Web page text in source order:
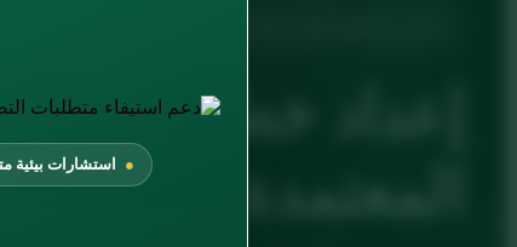
استشارات
المعتمدة في